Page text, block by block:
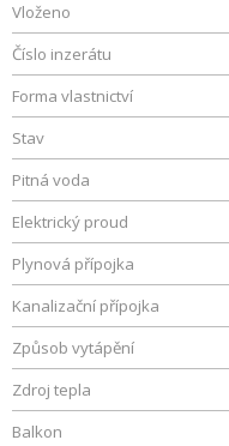
Vloženo
Číslo inzerátu
Forma vlastnictví
Stav
Pitná voda
Elektrický proud
Plynová přípojka
Kanalizační přípojka
Způsob vytápění
Zdroj tepla
Balkon